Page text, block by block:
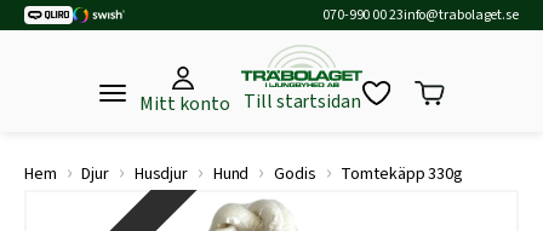
070-990 00 23info@trabolaget.se
Mitt konto Till startsidan
Hem › Djur › Husdjur › Hund › Godis › Tomtekäpp 330g